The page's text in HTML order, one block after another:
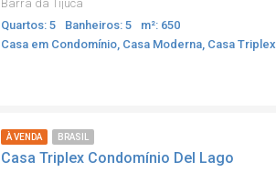
Barra da Tijuca
Quartos: 5
Banheiros: 5
m²: 650
Casa em Condomínio, Casa Moderna, Casa Triplex
À VENDA BRASIL
Casa Triplex Condomínio Del Lago